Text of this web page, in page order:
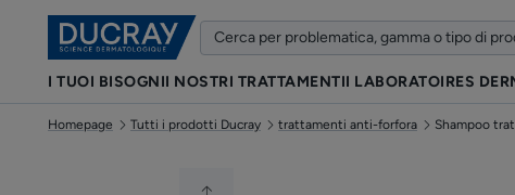
I TUOI BISOGNII NOSTRI TRATTAMENTII LABORATOIRES
Homepage Tutti i prodotti Ducray trattamenti anti-forfora Shampoo